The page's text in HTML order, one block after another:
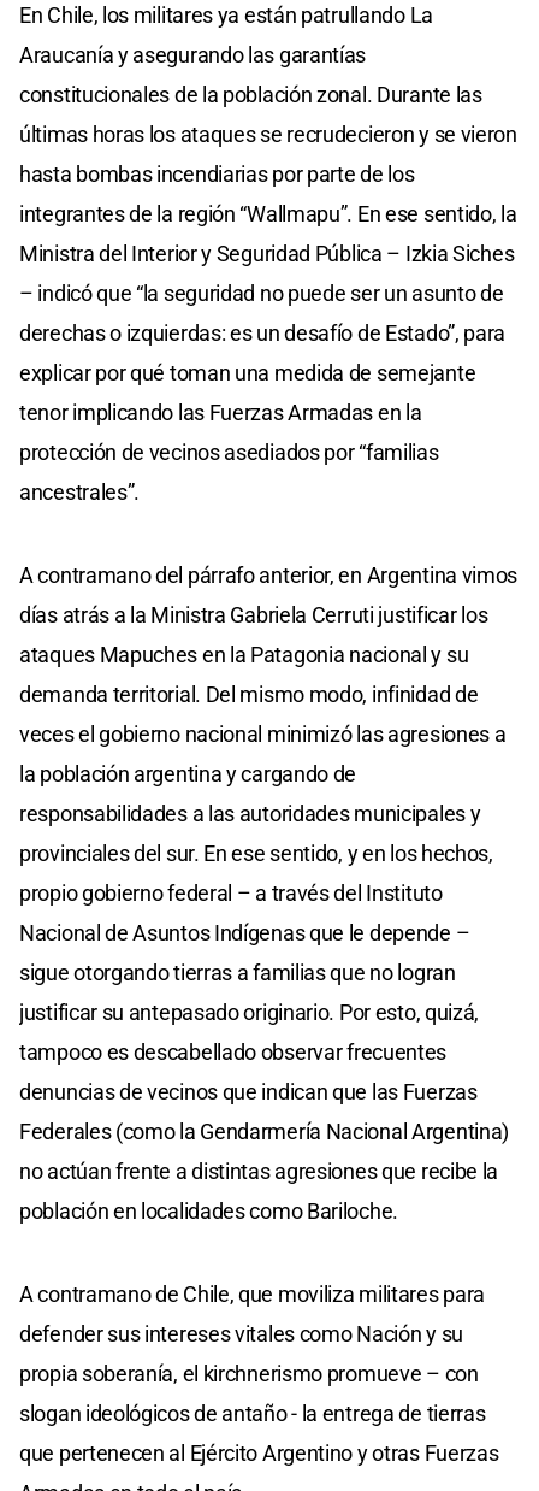
En Chile, los militares ya están patrullando La
Araucanía y asegurando las garantías
constitucionales de la población zonal. Durante las
últimas horas los ataques se recrudecieron y se vieron
hasta bombas incendiarias por parte de los
integrantes de la región “Wallmapu”. En ese sentido, la
Ministra del Interior y Seguridad Pública – Izkia Siches
– indicó que “la seguridad no puede ser un asunto de
derechas o izquierdas: es un desafío de Estado”, para
explicar por qué toman una medida de semejante
tenor implicando las Fuerzas Armadas en la
protección de vecinos asediados por “familias
ancestrales”.
A contramano del párrafo anterior, en Argentina vimos
días atrás a la Ministra Gabriela Cerruti justificar los
ataques Mapuches en la Patagonia nacional y su
demanda territorial. Del mismo modo, infinidad de
veces el gobierno nacional minimizó las agresiones a
la población argentina y cargando de
responsabilidades a las autoridades municipales y
provinciales del sur. En ese sentido, y en los hechos,
propio gobierno federal – a través del Instituto
Nacional de Asuntos Indígenas que le depende –
sigue otorgando tierras a familias que no logran
justificar su antepasado originario. Por esto, quizá,
tampoco es descabellado observar frecuentes
denuncias de vecinos que indican que las Fuerzas
Federales (como la Gendarmería Nacional Argentina)
no actúan frente a distintas agresiones que recibe la
población en localidades como Bariloche.
A contramano de Chile, que moviliza militares para
defender sus intereses vitales como Nación y su
propia soberanía, el kirchnerismo promueve – con
slogan ideológicos de antaño - la entrega de tierras
que pertenecen al Ejército Argentino y otras Fuerzas